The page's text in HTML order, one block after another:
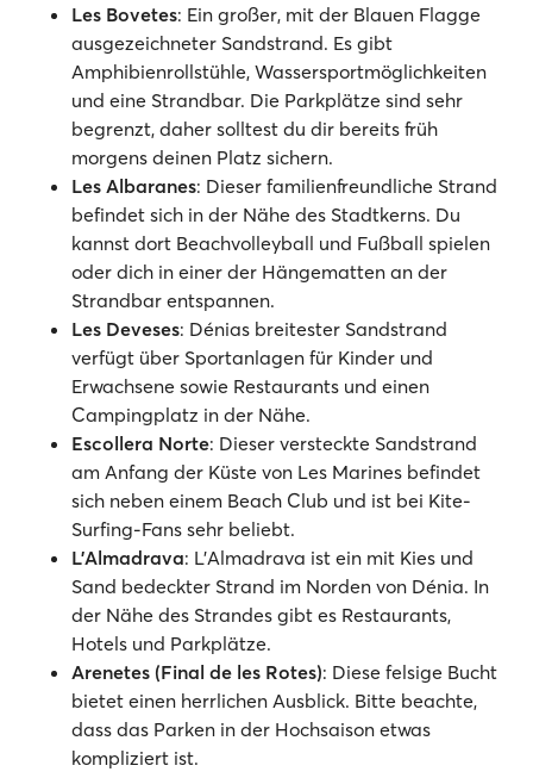
Les Bovetes: Ein großer, mit der Blauen Flagge
ausgezeichneter Sandstrand. Es gibt
Amphibienrollstühle, Wassersportmöglichkeiten
und eine Strandbar. Die Parkplätze sind sehr
begrenzt, daher solltest du dir bereits früh
morgens deinen Platz sichern.
Les Albaranes: Dieser familienfreundliche Strand
befindet sich in der Nähe des Stadtkerns. Du
kannst dort Beachvolleyball und Fußball spielen
oder dich in einer der Hängematten an der
Strandbar entspannen.
Les Deveses: Dénias breitester Sandstrand
verfügt über Sportanlagen für Kinder und
Erwachsene sowie Restaurants und einen
Campingplatz in der Nähe.
Escollera Norte: Dieser versteckte Sandstrand
am Anfang der Küste von Les Marines befindet
sich neben einem Beach Club und ist bei Kite-
Surfing-Fans sehr beliebt.
L'Almadrava: L'Almadrava ist ein mit Kies und
Sand bedeckter Strand im Norden von Dénia. In
der Nähe des Strandes gibt es Restaurants,
Hotels und Parkplätze.
Arenetes (Final de les Rotes): Diese felsige Bucht
bietet einen herrlichen Ausblick. Bitte beachte,
dass das Parken in der Hochsaison etwas
kompliziert ist.